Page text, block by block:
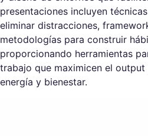
presentaciones incluyen
eliminar distracciones,
metodologías para construir
proporcionando herramientas
trabajo que maximicen el output
energía y bienestar.